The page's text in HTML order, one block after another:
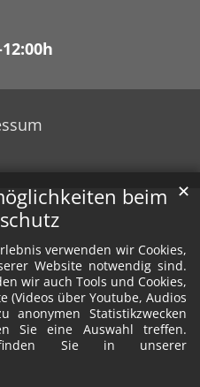
beim
verwenden wir Cookies,
Website notwendig sind.
wir auch Tools und Cookies,
(Videos über Youtube, Audios
anonymen Statistikzwecken
Sie eine Auswahl treffen.
finden Sie in unserer
✕